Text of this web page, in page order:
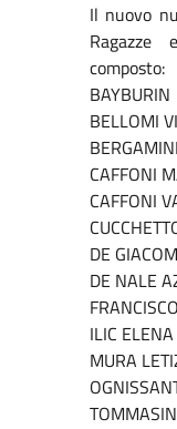
Il nuovo
composto:
BELLOMI
CAFFONI
CAFFONI
DE
DE NALE
ILIC ELENA
MURA